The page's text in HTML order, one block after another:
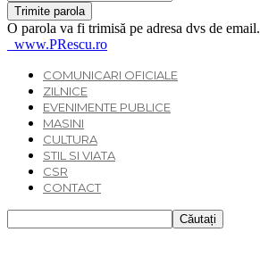
O parola va fi trimisă pe adresa dvs de email.
www.PRescu.ro
COMUNICARI OFICIALE
ZILNICE
EVENIMENTE PUBLICE
MASINI
CULTURA
STIL SI VIATA
CSR
CONTACT